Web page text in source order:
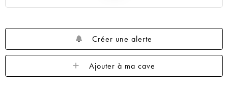
Créer une alerte
Ajouter à ma cave